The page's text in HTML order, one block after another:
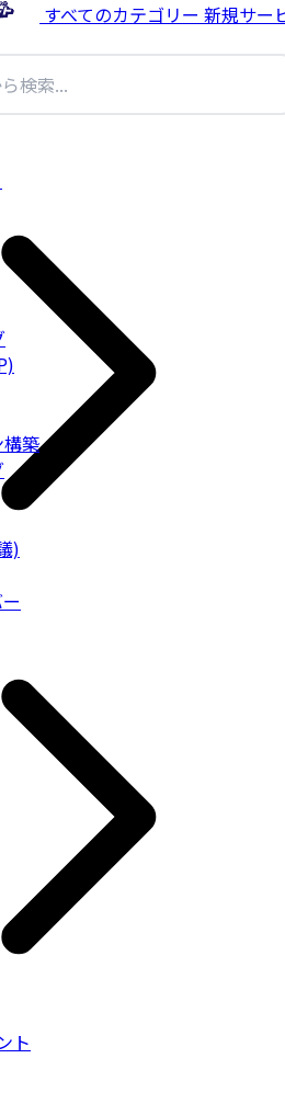
すべてのカテゴリー 新規サー
築
)
ト